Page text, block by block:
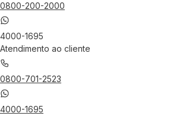
0800-200-2000
4000-1695
Atendimento ao cliente
0800-701-2523
4000-1695